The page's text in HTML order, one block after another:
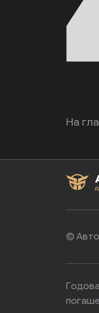
На
©